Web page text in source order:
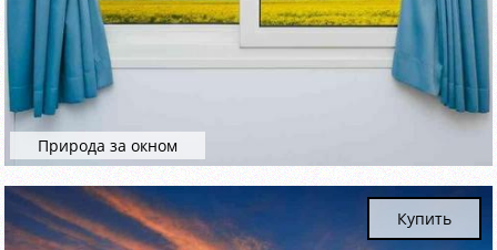
Природа за окном
Купить